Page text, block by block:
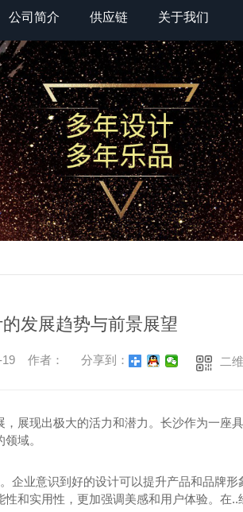
公司简介 供应链 关于我们
发展趋势与前景展望
19 作者： 分享到： 二
展现出极大的活力和潜力。长沙作为一座
域。
企业意识到好的设计可以提升产品和品牌
和实用性，更加强调美感和用户体验。在